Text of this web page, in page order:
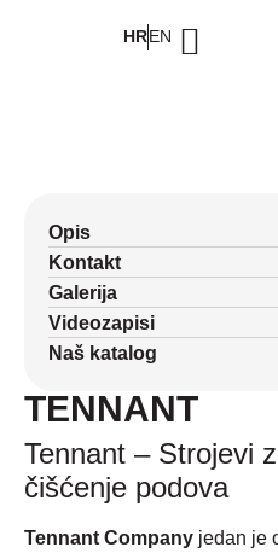
HREN
Opis
Kontakt
Galerija
Videozapisi
Naš katalog
TENNANT
Tennant – Strojevi
čišćenje podova
Tennant Company jedan je